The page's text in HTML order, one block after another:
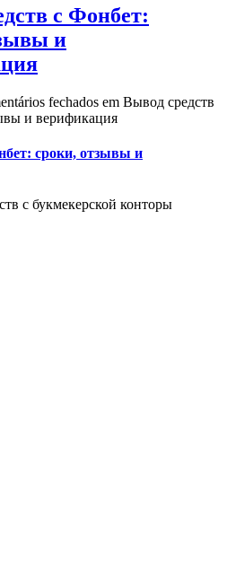
с Фонбет:
и
fechados em Вывод средств
и верификация
сроки, отзывы и
с букмекерской конторы